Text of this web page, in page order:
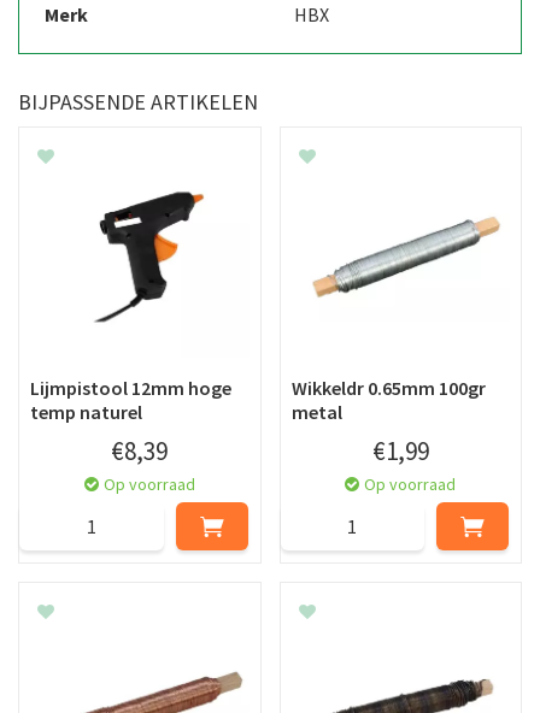
Merk HBX
BIJPASSENDE ARTIKELEN
Lijmpistool 12mm hoge
temp naturel
€8,39
Op voorraad
Wikkeldr 0.65mm 100gr
metal
€1,99
Op voorraad